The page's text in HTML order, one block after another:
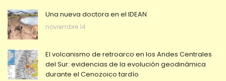
Una nueva doctora en el IDEAN
noviembre 14
El volcanismo de retroarco en los Andes Centrales
del Sur: evidencias de la evolución geodinámica
durante el Cenozoico tardío